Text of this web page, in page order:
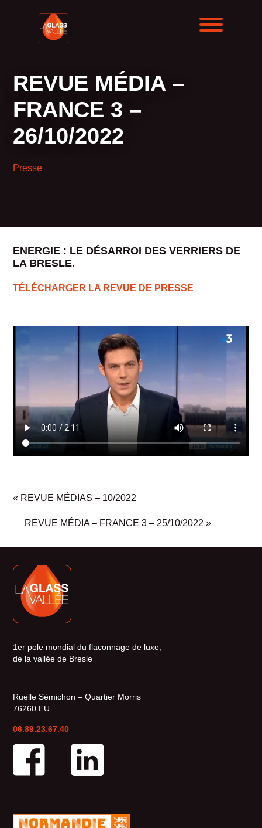
REVUE MÉDIA –
FRANCE 3 –
26/10/2022
Presse
ENERGIE : LE DÉSARROI DES VERRIERS DE
LA BRESLE.
TÉLÉCHARGER LA REVUE DE PRESSE
« REVUE MÉDIAS – 10/2022
REVUE MÉDIA – FRANCE 3 – 25/10/2022 »
1er pole mondial du flaconnage de luxe,
de la vallée de Bresle
Ruelle Sémichon – Quartier Morris
76260 EU
06.89.23.67.40